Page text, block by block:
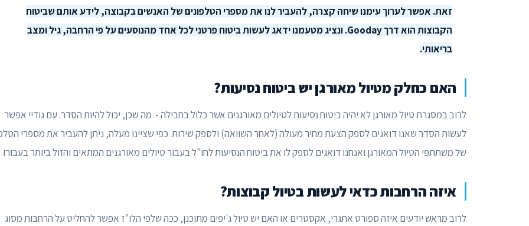
זאת. אפשר לערוך עימנו שיחה קצרה, להעביר לנו את מספרי הטלפונים של האנשים בקבוצה, לידע אותם שביטוח
הקבוצות הוא דרך Gooday. ונציג מטעמנו ידאג לעשות ביטוח פרטני לכל אחד מהנוסעים על פי הרחבה, גיל ומצב
בריאותי.
האם כחלק מטיול מאורגן יש ביטוח נסיעות?
לרוב במסגרת טיול מאורגן לא יהיה ביטוח נסיעות לטיולים מאורגנים אשר כלול בחבילה - מה שכן, יכול להיות הסדר. עם גודיי אפשר
לעשות הסדר שאנו דואגים לספק הצעת מחיר מעולה (לאחר השוואה) ולספק שירות. כפי שציינו מעלה, ניתן להעביר את מספרי
של משתתפי הטיול המאורגן ואנחנו דואגים לספק לו את ביטוח הנסיעות לחו"ל בעבור טיולים מאורגנים המתאים והזול ביותר בעבורו.
איזה הרחבות כדאי לעשות בטיול קבוצות?
לרוב מראש יודעים איזה ספורט אתגרי, אקסטרים או האם יש טיול ג'יפים מתוכנן, ככה שלפי הלו"ז אפשר להחליט על הרחבות מסוג